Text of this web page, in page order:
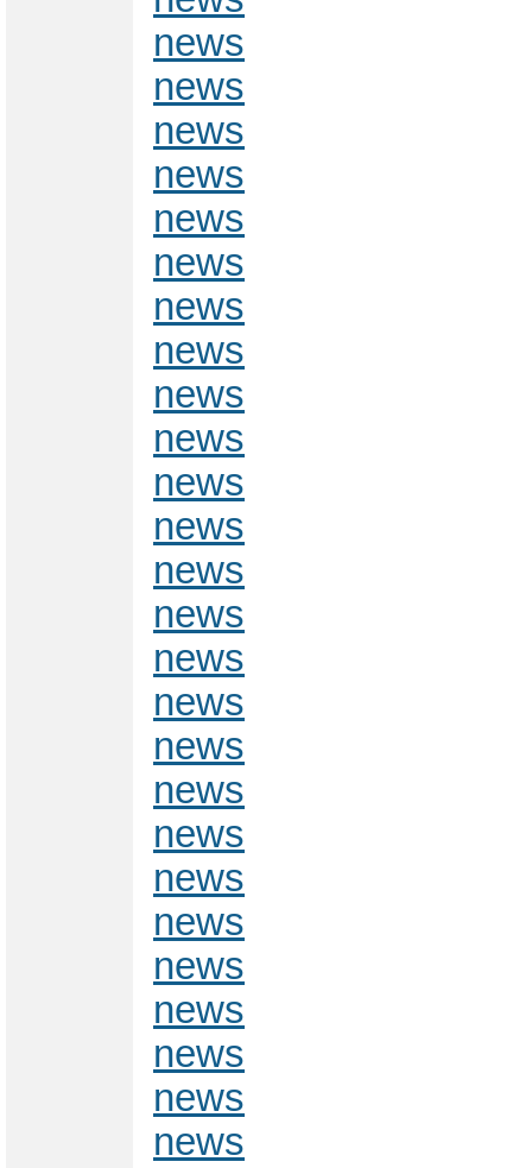
news
news
news
news
news
news
news
news
news
news
news
news
news
news
news
news
news
news
news
news
news
news
news
news
news
news